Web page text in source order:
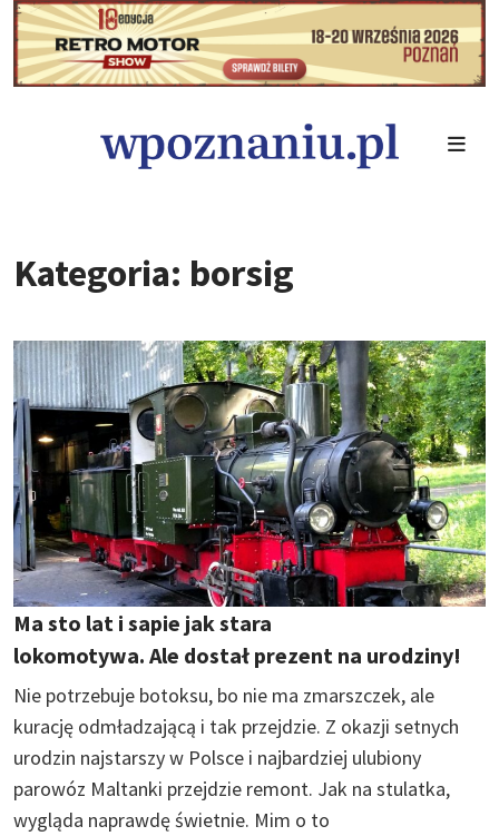
Kategoria: borsig
Ma sto lat i sapie jak stara
lokomotywa. Ale dostał prezent na urodziny!
Nie potrzebuje botoksu, bo nie ma zmarszczek, ale
kurację odmładzającą i tak przejdzie. Z okazji setnych
urodzin najstarszy w Polsce i najbardziej ulubiony
parowóz Maltanki przejdzie remont. Jak na stulatka,
wygląda naprawdę świetnie. Mim o to